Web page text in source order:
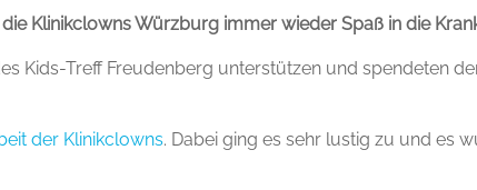
Klinikclowns Würzburg immer wieder Spaß in die
Kids-Treff Freudenberg unterstützen und spendeten
der Klinikclowns. Dabei ging es sehr lustig zu und es